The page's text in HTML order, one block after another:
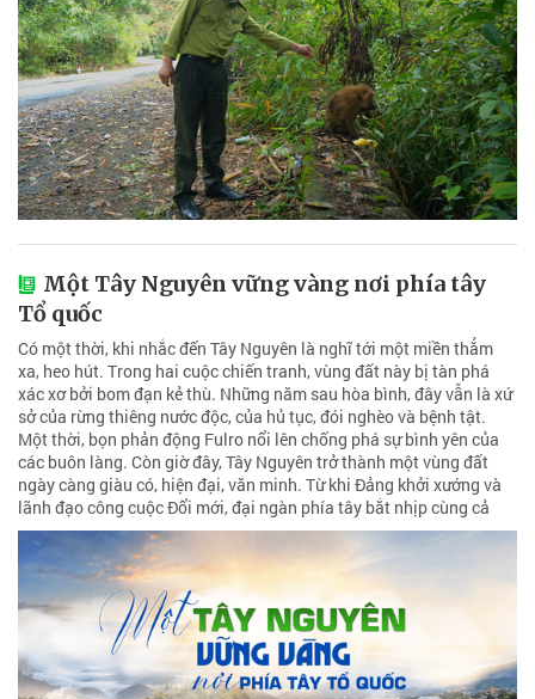
Một Tây Nguyên vững vàng nơi phía tây
Tổ quốc
Có một thời, khi nhắc đến Tây Nguyên là nghĩ tới một miền thẳm
xa, heo hút. Trong hai cuộc chiến tranh, vùng đất này bị tàn phá
xác xơ bởi bom đạn kẻ thù. Những năm sau hòa bình, đây vẫn là xứ
sở của rừng thiêng nước độc, của hủ tục, đói nghèo và bệnh tật.
Một thời, bọn phản động Fulro nổi lên chống phá sự bình yên của
các buôn làng. Còn giờ đây, Tây Nguyên trở thành một vùng đất
ngày càng giàu có, hiện đại, văn minh. Từ khi Đảng khởi xướng và
lãnh đạo công cuộc Đổi mới, đại ngàn phía tây bắt nhịp cùng cả